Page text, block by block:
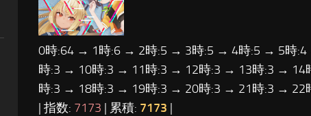
0時:64 → 1時:6 → 2時:5 → 3時:5 → 4時:5 → 5時
時:3 → 10時:3 → 11時:3 → 12時:3 → 13時:3 →
時:3 → 18時:3 → 19時:3 → 20時:3 → 21時:3 → 22
| 指数: 7173 | 累積: 7173 |